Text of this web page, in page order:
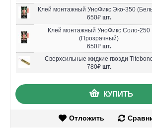
Клей монтажный УноФикс Эко-350
650₽ шт.
Клей монтажный УноФикс Соло-250
(Прозрачный)
650₽ шт.
Сверхсильные жидкие гвозди
780₽ шт.
КУПИТЬ
Отложить